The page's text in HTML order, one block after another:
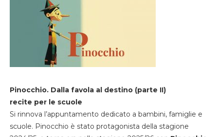
Pinocchio. Dalla favola al destino (parte II)
recite per le scuole
Si rinnova l’appuntamento dedicato a bambini, famiglie e
scuole. Pinocchio è stato protagonista della stagione